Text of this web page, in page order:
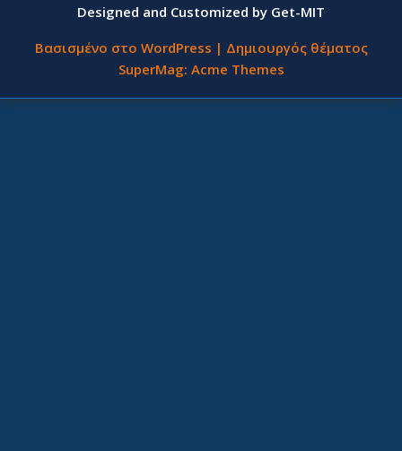
Designed and Customized by Get-MIT
Βασισμένο στο WordPress | Δημιουργός θέματος
SuperMag: Acme Themes